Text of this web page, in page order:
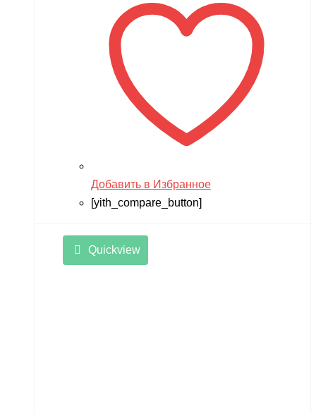
Добавить в Избранное
[yith_compare_button]
Quickview